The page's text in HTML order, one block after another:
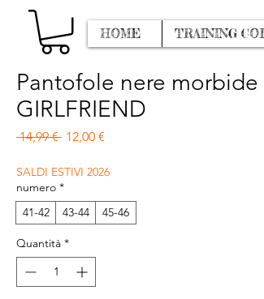
HOME TRAINING
Pantofole nere morbide
GIRLFRIEND
14,99 € Prezzo regolare
12,00 €
SALDI ESTIVI 2026
numero *
41-42
43-44 45-46
Quantità *